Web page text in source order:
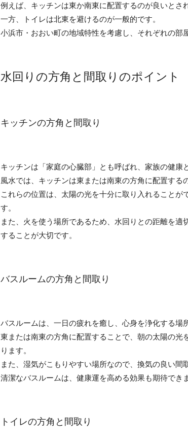
例えば、キッチンは東か南東に配置するのが良いとさ
一方、トイレは北東を避けるのが一般的です。
小浜市・おおい町の地域特性を考慮し、それぞれの部
水回りの方角と間取りのポイント
キッチンの方角と間取り
キッチンは「家庭の心臓部」とも呼ばれ、家族の健康
風水では、キッチンは東または南東の方角に配置する
これらの位置は、太陽の光を十分に取り入れることが
す。
また、火を使う場所であるため、水回りとの距離を
することが大切です。
バスルームの方角と間取り
バスルームは、一日の疲れを癒し、心身を浄化する場
東または南東の方角に配置することで、朝の太陽の
ります。
また、湿気がこもりやすい場所なので、換気の良い間
清潔なバスルームは、健康運を高める効果も期待でき
トイレの方角と間取り